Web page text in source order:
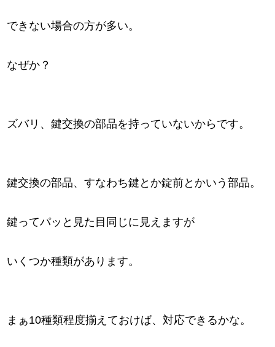
できない場合の方が多い。
なぜか？
ズバリ、鍵交換の部品を持っていないからです。
鍵交換の部品、すなわち鍵とか錠前とかいう部品。
鍵ってパッと見た目同じに見えますが
いくつか種類があります。
まぁ10種類程度揃えておけば、対応できるかな。